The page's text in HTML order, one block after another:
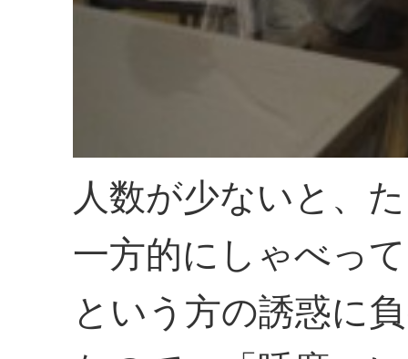
人数が少ないと、
一方的にしゃべっ
という方の誘惑に